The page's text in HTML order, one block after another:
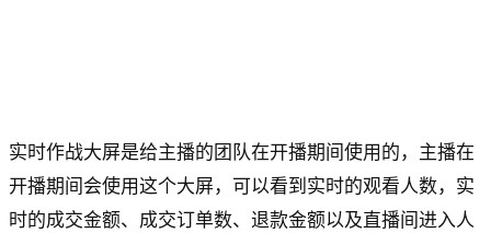
实时作战大屏是给主播的团队在开播期间使用的，主播在
开播期间会使用这个大屏，可以看到实时的观看人数，实
时的成交金额、成交订单数、退款金额以及直播间进入人